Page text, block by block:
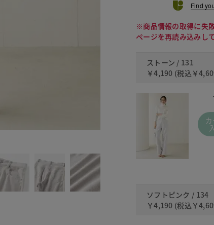
Find
※商品情報の取得に失敗
ページを再読み込みし
ストーン / 131
￥4,190 (税込 ￥
ソフトピンク / 134
￥4,190 (税込 ￥